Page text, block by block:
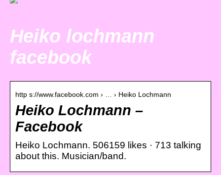
Heiko lochmann
facebook
http s://www.facebook.com › … › Heiko Lochmann
Heiko Lochmann –
Facebook
Heiko Lochmann. 506159 likes · 713 talking
about this. Musician/band.